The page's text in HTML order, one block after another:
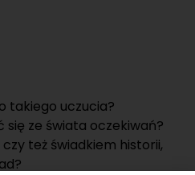
takiego uczucia?
ze świata oczekiwań?
też świadkiem historii,